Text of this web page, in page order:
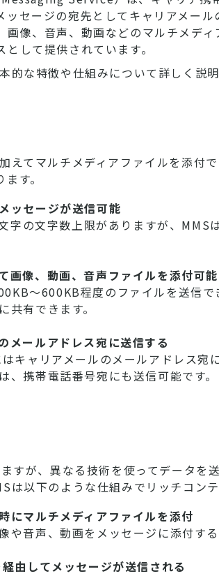
ッセージの宛先としてキャリアメール
画像、音声、動画などのマルチメデ
して提供されています。
的な特徴や仕組みについて詳しく説明
えてマルチメディアファイルを添付
す。
ッセージが送信可能
字の文字数上限がありますが、MMS
画像、動画、音声ファイルを添付可能
～600KB程度のファイルを送信
共有できます。
メールアドレス宛に送信する
キャリアメールのメールアドレス宛
、携帯電話番号宛にも送信可能です。
すが、異なる技術を使ってデータを
は以下のような仕組みでリッチコンテ
にマルチメディアファイルを添付
や音声、動画をメッセージに添付す
由してメッセージが送信される